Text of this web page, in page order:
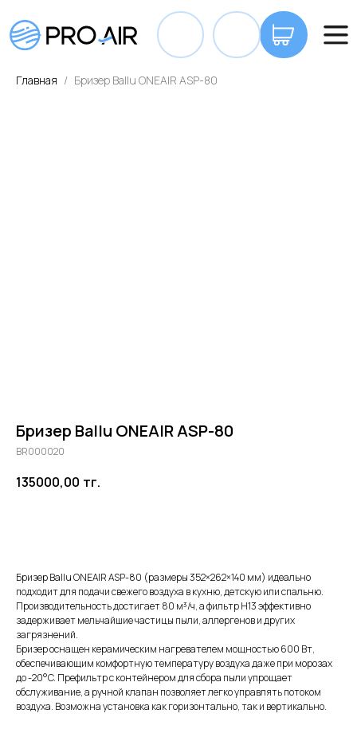
+7
Главная Бризер Ballu ONEAIR ASP-80
Бризер Ballu ONEAIR ASP-80
BR000020
135000,00 тг.
Бризер Ballu ONEAIR ASP-80 (размеры 352×262×140 мм) идеально
подходит для подачи свежего воздуха в кухню, детскую или спальню.
Производительность достигает 80 м³/ч, а фильтр H13 эффективно
задерживает мельчайшие частицы пыли, аллергенов и других
загрязнений.
Бризер оснащен керамическим нагревателем мощностью 600 Вт,
обеспечивающим комфортную температуру воздуха даже при морозах
до -20°C. Префильтр с контейнером для сбора пыли упрощает
обслуживание, а ручной клапан позволяет легко управлять потоком
воздуха. Возможна установка как горизонтально, так и вертикально.
Оказываемполный